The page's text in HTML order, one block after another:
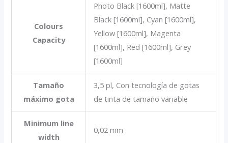
Colours
Capacity
Photo Black [1600ml], Matte
Black [1600ml], Cyan [1600ml],
Yellow [1600ml], Magenta
[1600ml], Red [1600ml], Grey
[1600ml]
Tamaño
máximo gota
3,5 pl, Con tecnología de gotas
de tinta de tamaño variable
Minimum line
width
0,02 mm